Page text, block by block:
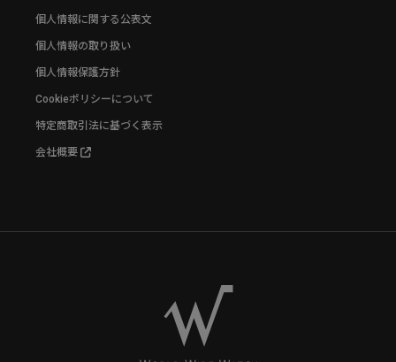
個人情報に関する公表文
個人情報の取り扱い
個人情報保護方針
Cookieポリシーについて
特定商取引法に基づく表示
会社概要